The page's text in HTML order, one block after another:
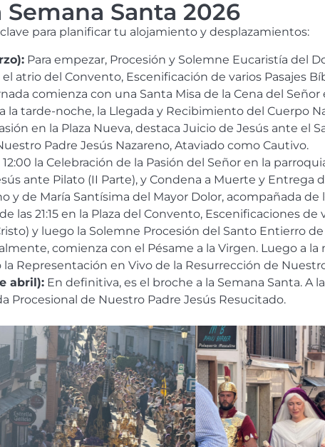
Santa 2026
para planificar tu alojamiento y desplazamientos:
Para empezar, Procesión y Solemne Eucaristía del
el atrio del Convento, Escenificación de varios Pasajes
comienza con una Santa Misa de la Cena del Señor
la tarde-noche, la Llegada y Recibimiento del Cuerpo
en la Plaza Nueva, destaca Juicio de Jesús ante el
Padre Jesús Nazareno, Ataviado como Cautivo.
12:00 la Celebración de la Pasión del Señor en la
ante Pilato (II Parte), y Condena a Muerte y Entrega
y de María Santísima del Mayor Dolor, acompañada
las 21:15 en la Plaza del Convento, Escenificaciones
y luego la Solemne Procesión del Santo Entierro de
comienza con el Pésame a la Virgen. Luego a
Representación en Vivo de la Resurrección de
abril): En definitiva, es el broche a la Semana Santa. A
Procesional de Nuestro Padre Jesús Resucitado.